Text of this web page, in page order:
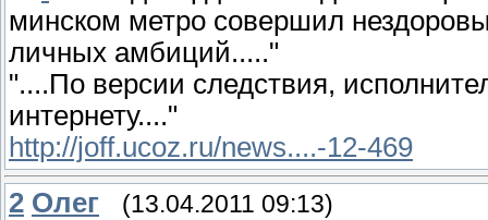
минском метро совершил
личных амбиций....."
"....По версии следствия,
интернету...."
http://joff.ucoz.ru/news....-12-469
2 Олeг (13.04.2011 09:13)